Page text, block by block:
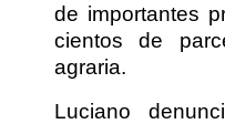
de importantes
cientos de
agraria.
Luciano